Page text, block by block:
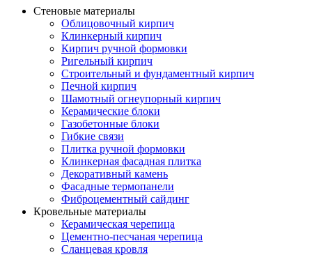
Стеновые материалы
Облицовочный кирпич
Клинкерный кирпич
Кирпич ручной формовки
Ригельный кирпич
Строительный и фундаментный кирпич
Печной кирпич
Шамотный огнеупорный кирпич
Керамические блоки
Газобетонные блоки
Гибкие связи
Плитка ручной формовки
Клинкерная фасадная плитка
Декоративный камень
Фасадные термопанели
Фиброцементный сайдинг
Кровельные материалы
Керамическая черепица
Цементно-песчаная черепица
Сланцевая кровля